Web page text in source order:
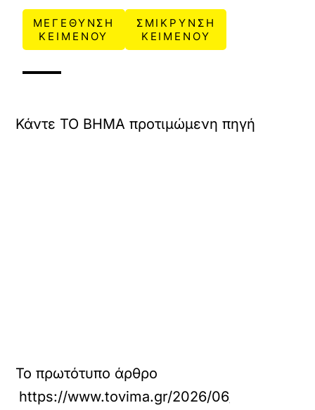
ΜΕΓΕΘΥΝΣΗ
ΚΕΙΜΕΝΟΥ
ΣΜΙΚΡΥΝΣΗ
ΚΕΙΜΕΝΟΥ
Κάντε TO BHMA προτιμώμενη πηγή
Το πρωτότυπο άρθρο
https://www.tovima.gr/2026/06/24/